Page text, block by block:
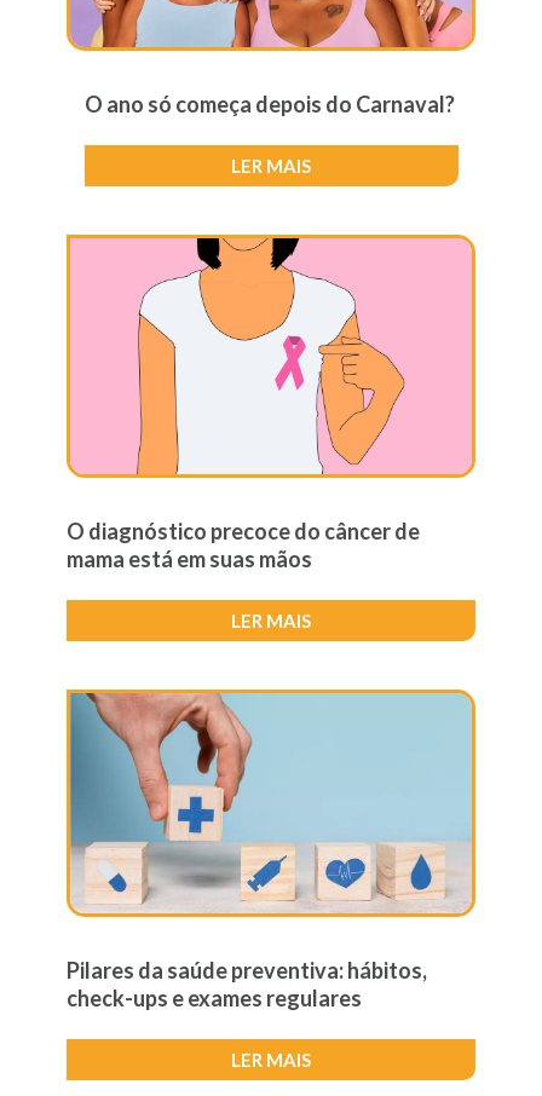
O ano só começa depois do Carnaval?
LER MAIS
O diagnóstico precoce do câncer de
mama está em suas mãos
LER MAIS
Pilares da saúde preventiva: hábitos,
check-ups e exames regulares
LER MAIS